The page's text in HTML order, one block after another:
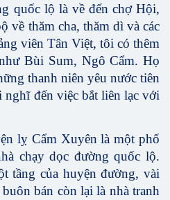
quốc lộ là về đến chợ Hội,
về thăm cha, thăm dì và các
viên Tân Việt, tôi có thêm
Bùi Sum, Ngô Cẩm. Họ
thanh niên yêu nước tiên
đến việc bắt liên lạc với
lỵ Cẩm Xuyên là một phố
chạy dọc đường quốc lộ.
tầng của huyện đường, vài
bán còn lại là nhà tranh